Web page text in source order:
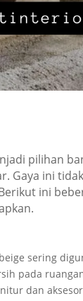
pilihan
Gaya ini
ini
sering
pada
dan